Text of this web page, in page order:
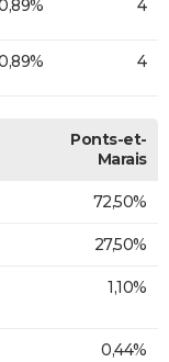
4
4
Ponts-et-
Marais
72,50%
27,50%
1,10%
0,44%